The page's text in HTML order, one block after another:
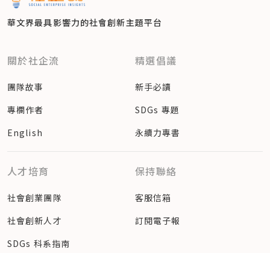
華文界最具影響力的社會創新主題平台
關於社企流
團隊故事
專欄作者
English
精選倡議
新手必讀
SDGs 專題
永續力專書
人才培育
社會創業團隊
社會創新人才
SDGs 科系指南
保持聯絡
客服信箱
訂閱電子報